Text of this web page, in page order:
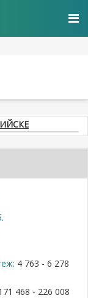
4 763 - 6 278
468 - 226 008